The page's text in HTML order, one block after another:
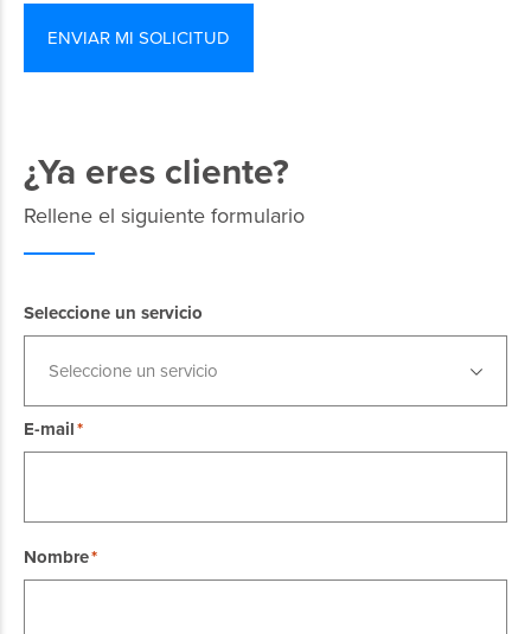
¿Ya eres cliente?
Rellene el siguiente formulario
Seleccione un servicio
Seleccione un servicio
E-mail
Nombre